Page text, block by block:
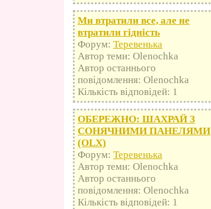
Ми втратили все, але не
втратили гідність
Форум: Теревенька
Автор теми: Olenochka
Автор останнього
повідомлення: Olenochka
Кількість відповідей: 1
ОБЕРЕЖНО: ШАХРАЙ З
СОНЯЧНИМИ ПАНЕЛЯМИ
(OLX)
Форум: Теревенька
Автор теми: Olenochka
Автор останнього
повідомлення: Olenochka
Кількість відповідей: 1